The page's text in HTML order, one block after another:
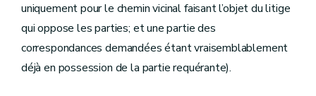
uniquement pour le chemin vicinal faisant l’objet du litige
qui oppose les parties; et une partie des
correspondances demandées étant vraisemblablement
déjà en possession de la partie requérante).